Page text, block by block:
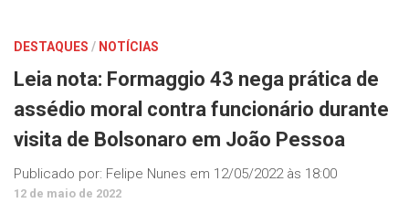
DESTAQUES / NOTÍCIAS
Leia nota: Formaggio 43 nega prática de
assédio moral contra funcionário durante
visita de Bolsonaro em João Pessoa
Publicado por: Felipe Nunes em 12/05/2022 às 18:00
12 de maio de 2022